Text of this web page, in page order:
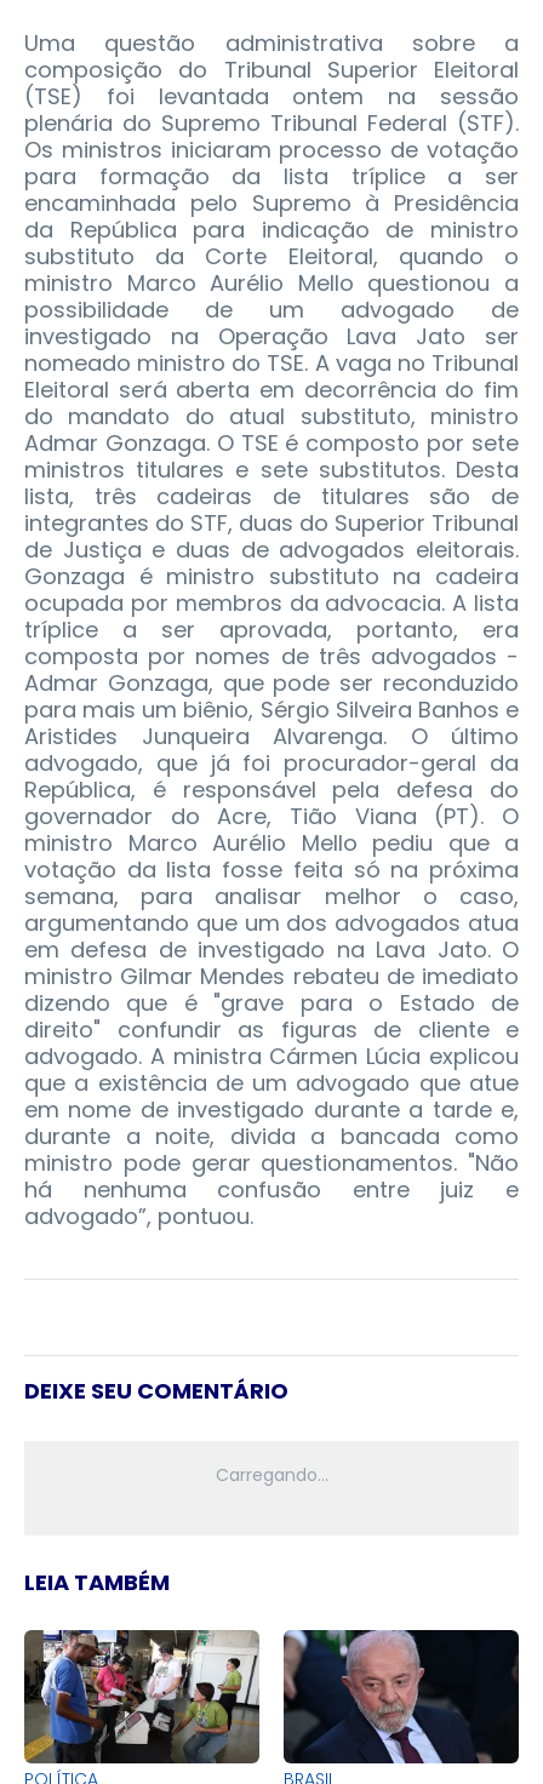
Uma questão administrativa sobre a
composição do Tribunal Superior Eleitoral
(TSE) foi levantada ontem na sessão
plenária do Supremo Tribunal Federal (STF).
Os ministros iniciaram processo de votação
para formação da lista tríplice a ser
encaminhada pelo Supremo à Presidência
da República para indicação de ministro
substituto da Corte Eleitoral, quando o
ministro Marco Aurélio Mello questionou a
possibilidade de um advogado de
investigado na Operação Lava Jato ser
nomeado ministro do TSE. A vaga no Tribunal
Eleitoral será aberta em decorrência do fim
do mandato do atual substituto, ministro
Admar Gonzaga. O TSE é composto por sete
ministros titulares e sete substitutos. Desta
lista, três cadeiras de titulares são de
integrantes do STF, duas do Superior Tribunal
de Justiça e duas de advogados eleitorais.
Gonzaga é ministro substituto na cadeira
ocupada por membros da advocacia. A lista
tríplice a ser aprovada, portanto, era
composta por nomes de três advogados -
Admar Gonzaga, que pode ser reconduzido
para mais um biênio, Sérgio Silveira Banhos e
Aristides Junqueira Alvarenga. O último
advogado, que já foi procurador-geral da
República, é responsável pela defesa do
governador do Acre, Tião Viana (PT). O
ministro Marco Aurélio Mello pediu que a
votação da lista fosse feita só na próxima
semana, para analisar melhor o caso,
argumentando que um dos advogados atua
em defesa de investigado na Lava Jato. O
ministro Gilmar Mendes rebateu de imediato
dizendo que é "grave para o Estado de
direito" confundir as figuras de cliente e
advogado. A ministra Cármen Lúcia explicou
que a existência de um advogado que atue
em nome de investigado durante a tarde e,
durante a noite, divida a bancada como
ministro pode gerar questionamentos. "Não
há nenhuma confusão entre juiz e
advogado”, pontuou.
DEIXE SEU COMENTÁRIO
LEIA TAMBÉM